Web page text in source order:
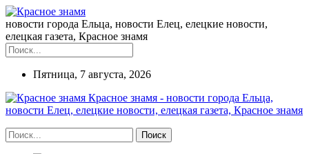
новости города Ельца, новости Елец, елецкие новости,
елецкая газета, Красное знамя
Пятница, 7 августа, 2026
Красное знамя - новости города Ельца,
новости Елец, елецкие новости, елецкая газета, Красное знамя